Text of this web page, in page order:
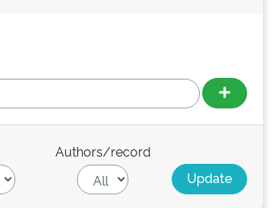
Authors/record